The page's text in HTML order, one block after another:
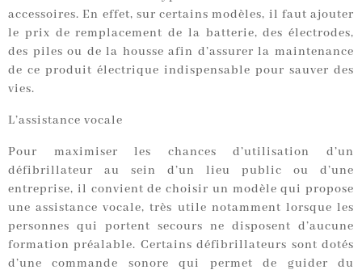
accessoires. En effet, sur certains modèles, il faut ajouter
le prix de remplacement de la batterie, des électrodes,
des piles ou de la housse afin d’assurer la maintenance
de ce produit électrique indispensable pour sauver des
vies.
L’assistance vocale
Pour maximiser les chances d’utilisation d’un
défibrillateur au sein d’un lieu public ou d’une
entreprise, il convient de choisir un modèle qui propose
une assistance vocale, très utile notamment lorsque les
personnes qui portent secours ne disposent d’aucune
formation préalable. Certains défibrillateurs sont dotés
d’une commande sonore qui permet de guider du